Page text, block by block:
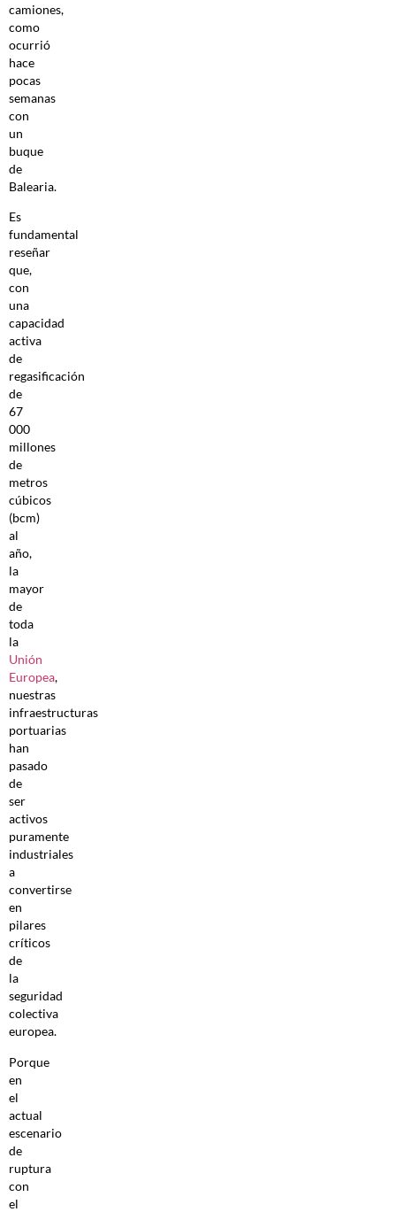
camiones,
como
ocurrió
hace
pocas
semanas
con
un
buque
de
Balearia.
Es
fundamental
reseñar
que,
con
una
capacidad
activa
de
regasificación
de
67
000
millones
de
metros
cúbicos
(bcm)
al
año,
la
mayor
de
toda
la
Unión
Europea,
nuestras
infraestructuras
portuarias
han
pasado
de
ser
activos
puramente
industriales
a
convertirse
en
pilares
críticos
de
la
seguridad
colectiva
europea.
Porque
en
el
actual
escenario
de
ruptura
con
el